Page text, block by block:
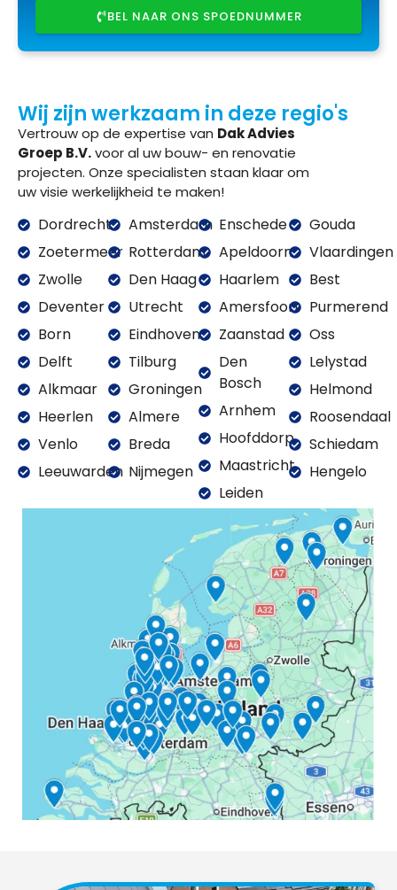
BEL NAAR ONS SPOEDNUMMER
Wij zijn werkzaam in deze regio's
Vertrouw op de expertise van Dak Advies
Groep B.V.voor al uw bouw- en renovatie
projecten. Onze specialisten staan klaar om
uw visie werkelijkheid te maken!
Dordrecht
Zoetermeer
Zwolle
Deventer
Born
Delft
Alkmaar
Heerlen
Venlo
Leeuwarden
Amsterdam
Rotterdam
Den Haag
Utrecht
Eindhoven
Tilburg
Groningen
Almere
Breda
Nijmegen
Enschede
Apeldoorn
Haarlem
Amersfoort
Zaanstad
Den
Bosch
Arnhem
Hoofddorp
Maastricht
Leiden
Gouda
Vlaardingen
Best
Purmerend
Oss
Lelystad
Helmond
Roosendaal
Schiedam
Hengelo